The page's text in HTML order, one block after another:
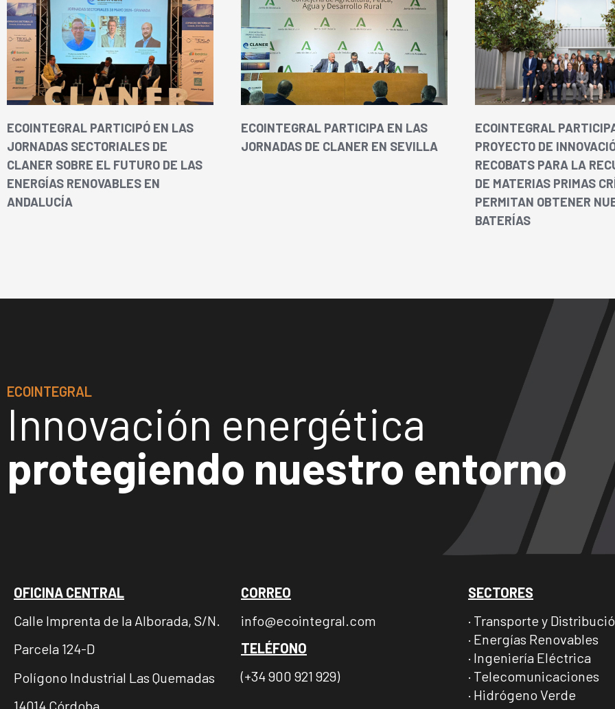
ECOINTEGRAL PARTICIPÓ EN LAS
JORNADAS SECTORIALES DE
CLANER SOBRE EL FUTURO DE LAS
ENERGÍAS RENOVABLES EN
ANDALUCÍA
ECOINTEGRAL PARTICIPA EN LAS
JORNADAS DE CLANER EN SEVILLA
ECOINTEGRAL
PROYECTO DE
RECOBATS PARA LA
DE MATERIAS PRIMAS
PERMITAN OBTENER
BATERÍAS
ECOINTEGRAL
Innovación energética
protegiendo nuestro entorno
OFICINA CENTRAL
Calle Imprenta de la Alborada, S/N.
Parcela 124-D
Polígono Industrial Las Quemadas
CORREO
info@ecointegral.com
TELÉFONO
(+34 900 921 929)
SECTORES
· Transporte y
· Energías Renovables
· Ingeniería Eléctrica
· Telecomunicaciones
· Hidrógeno Verde